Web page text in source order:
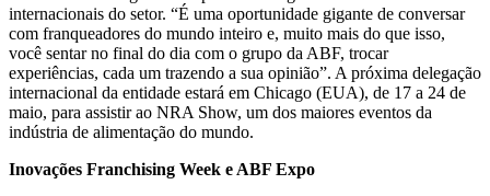
internacionais do setor. “É uma oportunidade gigante de conversar
com franqueadores do mundo inteiro e, muito mais do que isso,
você sentar no final do dia com o grupo da ABF, trocar
experiências, cada um trazendo a sua opinião”. A próxima delegação
internacional da entidade estará em Chicago (EUA), de 17 a 24 de
maio, para assistir ao NRA Show, um dos maiores eventos da
indústria de alimentação do mundo.
Inovações Franchising Week e ABF Expo